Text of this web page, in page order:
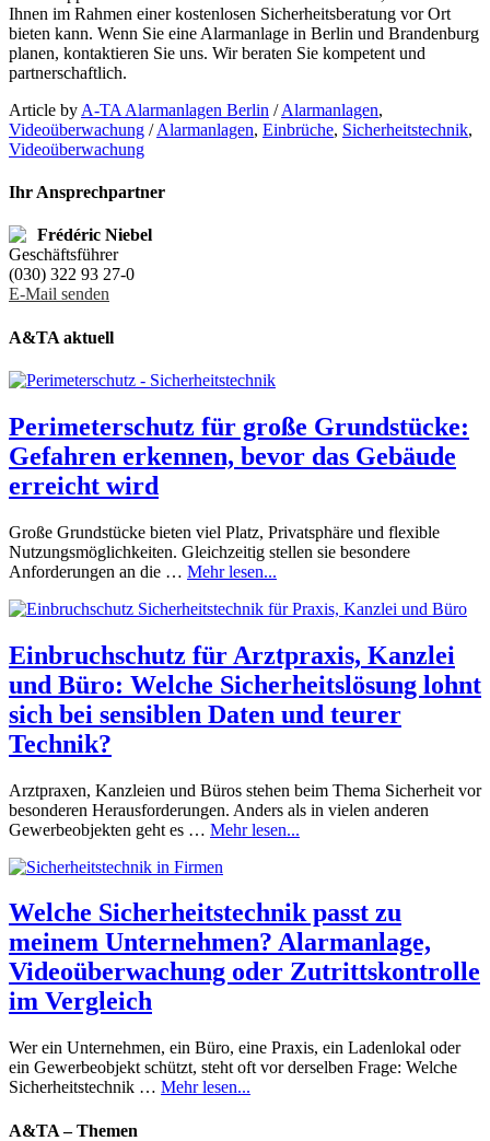
Ihnen im Rahmen einer kostenlosen Sicherheitsberatung vor Ort
bieten kann. Wenn Sie eine Alarmanlage in Berlin und Brandenburg
planen, kontaktieren Sie uns. Wir beraten Sie kompetent und
partnerschaftlich.
Article by A-TA Alarmanlagen Berlin /Alarmanlagen,
Videoüberwachung /Alarmanlagen, Einbrüche, Sicherheitstechnik,
Videoüberwachung
Ihr Ansprechpartner
Frédéric Niebel
Geschäftsführer
(030) 322 93 27-0
E-Mail senden
A&TA aktuell
Perimeterschutz für große Grundstücke:
Gefahren erkennen, bevor das Gebäude
erreicht wird
Große Grundstücke bieten viel Platz, Privatsphäre und flexible
Nutzungsmöglichkeiten. Gleichzeitig stellen sie besondere
Anforderungen an die … Mehr lesen...
Einbruchschutz für Arztpraxis, Kanzlei
und Büro: Welche Sicherheitslösung lohnt
sich bei sensiblen Daten und teurer
Technik?
Arztpraxen, Kanzleien und Büros stehen beim Thema Sicherheit vor
besonderen Herausforderungen. Anders als in vielen anderen
Gewerbeobjekten geht es … Mehr lesen...
Welche Sicherheitstechnik passt zu
meinem Unternehmen? Alarmanlage,
Videoüberwachung oder Zutrittskontrolle
im Vergleich
Wer ein Unternehmen, ein Büro, eine Praxis, ein Ladenlokal oder
ein Gewerbeobjekt schützt, steht oft vor derselben Frage: Welche
Sicherheitstechnik … Mehr lesen...
A&TA – Themen